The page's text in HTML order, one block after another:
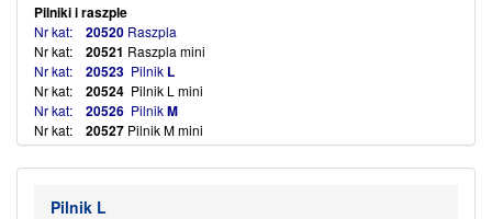
Pilniki i raszple
Nr kat: 20520 Raszpla
Nr kat: 20521 Raszpla mini
Nr kat: 20523 Pilnik L
Nr kat: 20524 Pilnik L mini
Nr kat: 20526 PilnikM
Nr kat: 20527 Pilnik M mini
Nr kat:20529PilnikS(więcej…)
Pilnik L